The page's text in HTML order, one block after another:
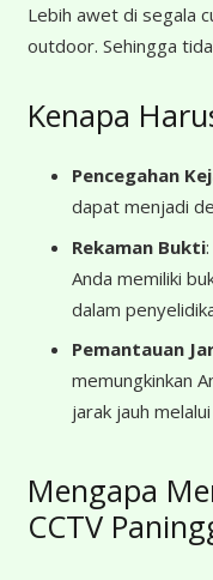
Lebih awet di segala
outdoor. Sehingga
Kenapa
Pencegahan
dapat menjadi
Rekaman Bukti
Anda memiliki
dalam
Pemantauan
memungkinkan
jarak jauh
Mengapa
CCTV